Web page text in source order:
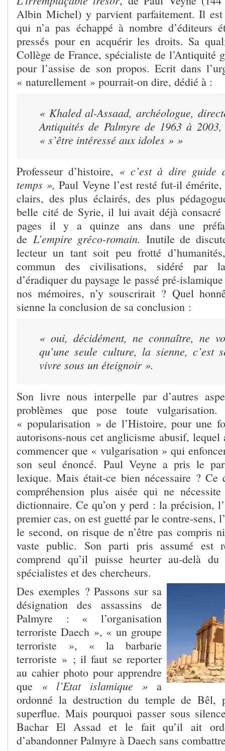
Albin Michel) y parvient parfaitement. Il est
qui n’a pas échappé à nombre d’éditeurs
pressés pour en acquérir les droits. Sa
Collège de France, spécialiste de l’Antiquité
pour l’assise de son propos. Ecrit dans
« naturellement » pourrait-on dire, dédié à :
« Khaled al-Assaad, archéologue,
Antiquités de Palmyre de 1963 à
« s’être intéressé aux idoles » »
Professeur d’histoire, « c’est à dire guide
temps »,Paul Veyne l’est resté fut-il
clairs, des plus éclairés, des plus
belle cité de Syrie, il lui avait déjà consacré
pages il y a quinze ans dans une
de L’empire gréco-romain. Inutile de
lecteur un tant soit peu frotté
commun des civilisations, sidéré par
d’éradiquer du paysage le passé pré-
nos mémoires, n’y souscrirait ? Quel
sienne la conclusion de sa conclusion :
« oui, décidément, ne connaître, ne
qu’une seule culture, la sienne, c’est
vivre sous un éteignoir ».
Son livre nous interpelle par d’autres
problèmes que pose toute
« popularisation » de l’Histoire, pour une
autorisons-nous cet anglicisme abusif,
commencer que « vulgarisation » qui
son seul énoncé. Paul Veyne a pris le
lexique. Mais était-ce bien nécessaire ? Ce
compréhension plus aisée qui ne
dictionnaire. Ce qu’on y perd : la précision,
premier cas, on est guetté par le contre-sens,
le second, on risque de n’être pas compris
vaste public. Son parti pris assumé est
comprend qu’il puisse heurter au-delà
spécialistes et des chercheurs.
Des exemples ? Passons sur sa
désignation des assassins de
Palmyre : « l’organisation
terroriste Daech », « un groupe
terroriste », « la barbarie
terroriste » ; il faut se reporter
au cahier photo pour apprendre
que « l’Etat islamique »a
ordonné la destruction du temple de Bêl,
superflue. Mais pourquoi passer sous
Bachar El Assad et le fait qu’il ait
d’abandonner Palmyre à Daech sans